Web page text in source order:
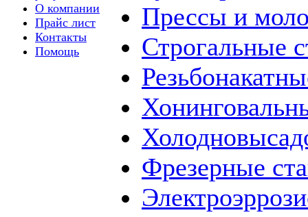
О компании
Прайс лист
Контакты
Помощь
Прессы и
Строгальные
Фрезерные